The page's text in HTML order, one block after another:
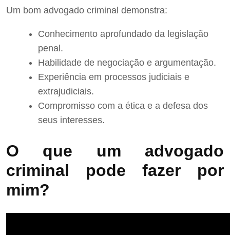
Um bom advogado criminal demonstra:
Conhecimento aprofundado da legislação
penal.
Habilidade de negociação e argumentação.
Experiência em processos judiciais e
extrajudiciais.
Compromisso com a ética e a defesa dos
seus interesses.
O que um advogado
criminal pode fazer por
mim?